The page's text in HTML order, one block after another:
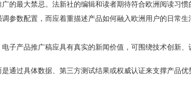
的最大禁忌。法新社的编辑和读者期待符合欧洲阅读习
参数配置，而应着重描述产品如何融入欧洲用户的日常
子产品推广稿应具有真实的新闻价值，可围绕技术创新
通过具体数据、第三方测试结果或权威认证来支撑产品